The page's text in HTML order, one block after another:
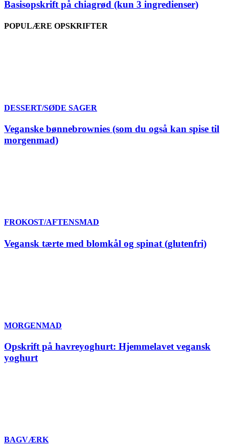
Basisopskrift på chiagrød (kun 3 ingredienser)
POPULÆRE OPSKRIFTER
DESSERT/SØDE SAGER
Veganske bønnebrownies (som du også kan spise til
morgenmad)
FROKOST/AFTENSMAD
Vegansk tærte med blomkål og spinat (glutenfri)
MORGENMAD
Opskrift på havreyoghurt: Hjemmelavet vegansk
yoghurt
BAGVÆRK